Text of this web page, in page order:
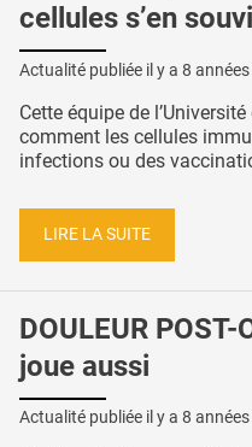
cellules s’en
Actualité publiée il y a 8
Cette équipe de
comment les cellules
infections ou des
LIRE LA SUITE
DOULEUR
joue aussi
Actualité publiée il y a 8